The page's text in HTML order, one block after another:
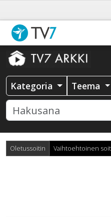
Kategoria Teema
Oletussoitin Vaihtoehtoinen